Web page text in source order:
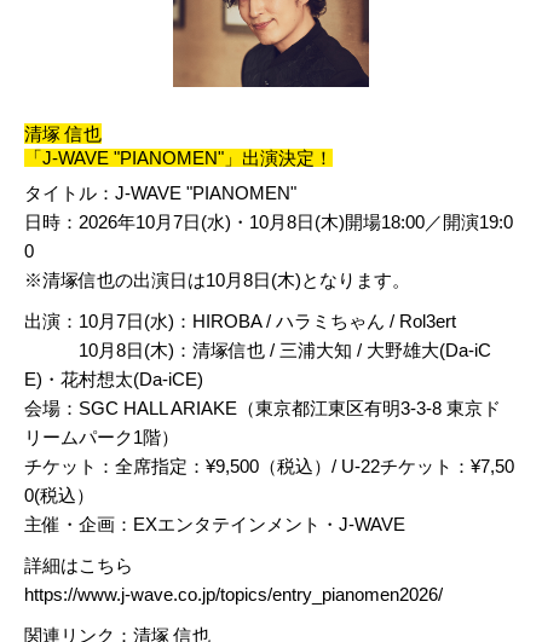
清塚 信也
「J-WAVE "PIANOMEN"」出演決定！
タイトル：J-WAVE "PIANOMEN"
日時：2026年10月7日(水)・10月8日(木)開場18:00／開演19:0
0
※清塚信也の出演日は10月8日(木)となります。
出演：10月7日(水)：HIROBA / ハラミちゃん / Rol3ert
10月8日(木)：清塚信也 / 三浦大知 / 大野雄大(Da-iC
E)・花村想太(Da-iCE)
会場：SGC HALL ARIAKE（東京都江東区有明3-3-8 東京ド
リームパーク1階）
チケット：全席指定：¥9,500（税込）/ U-22チケット：¥7,50
0(税込）
主催・企画：EXエンタテインメント・J-WAVE
詳細はこちら
https://www.j-wave.co.jp/topics/entry_pianomen2026/
関連リンク： 清塚 信也